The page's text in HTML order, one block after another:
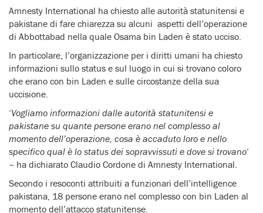
Amnesty International ha chiesto alle autorità statunitensi e
pakistane di fare chiarezza su alcuni aspetti dell’operazione
di Abbottabad nella quale Osama bin Laden è stato ucciso.
In particolare, l’organizzazione per i diritti umani ha chiesto
informazioni sullo status e sul luogo in cui si trovano coloro
che erano con bin Laden e sulle circostanze della sua
uccisione.
‘Vogliamo informazioni dalle autorità statunitensi e
pakistane su quante persone erano nel complesso al
momento dell’operazione, cosa è accaduto loro e nello
specifico qual è lo status dei sopravvissuti e dove si trovano‘
– ha dichiarato Claudio Cordone di Amnesty International.
Secondo i resoconti attribuiti a funzionari dell’intelligence
pakistana, 18 persone erano nel complesso con bin Laden al
momento dell’attacco statunitense.